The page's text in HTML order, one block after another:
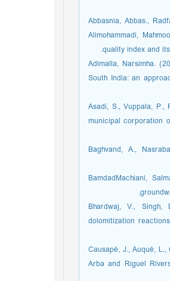
Abbasnia, Abbas.,
Alimohammadi,
quality index and
Adimalla, Narsimha.
South India: an
Asadi, S., Vuppala,
municipal corporation
Baghvand, A.,
BamdadMachiani,
Bhardwaj, V., Singh,
dolomitization
Causapé, J., Auqué,
Arba and Riguel